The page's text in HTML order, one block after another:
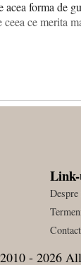
acea forma de
ceea ce merita
Contact
- 2026